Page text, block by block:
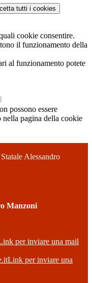
tutti i cookies
cookie consentire.
il funzionamento della
al funzionamento potete
possono essere
pagina della cookie
Alessandro
Manzoni
per inviare una mail
Link per inviare una